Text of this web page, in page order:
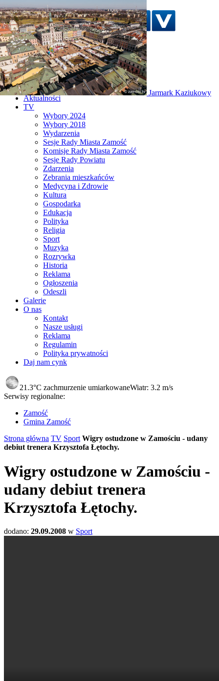
Szukaj w serwisie
Strona główna
Aktualności
TV
Wybory 2024
Wybory 2018
Wydarzenia
Sesje Rady Miasta Zamość
Komisje Rady Miasta Zamość
Sesje Rady Powiatu
Zdarzenia
Zebrania mieszkańców
Medycyna i Zdrowie
Kultura
Gospodarka
Edukacja
Polityka
Religia
Sport
Muzyka
Rozrywka
Historia
Reklama
Ogłoszenia
Odeszli
Galerie
O nas
Kontakt
Nasze usługi
Reklama
Regulamin
Polityka prywatności
Daj nam cynk
21.3°C zachmurzenie umiarkowaneWiatr: 3.2 m/s
Serwisy regionalne:
Zamość
Gmina Zamość
Strona główna TV Sport Wigry ostudzone w Zamościu - udany
debiut trenera Krzysztofa Łętochy.
Wigry ostudzone w Zamościu -
udany debiut trenera
Krzysztofa Łętochy.
dodano: 29.09.2008 w Sport
Jarmark Kaziukowy